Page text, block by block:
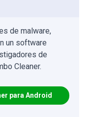
de malware,
un software
de
Cleaner.
para Android